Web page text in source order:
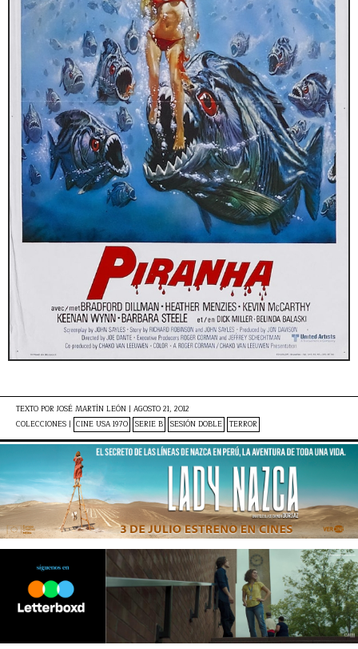
TEXTO POR JOSÉ MARTÍN LEÓN | AGOSTO 21, 2012
COLECCIONES | CINE USA 1970 SERIE B SESIÓN DOBLE TERROR